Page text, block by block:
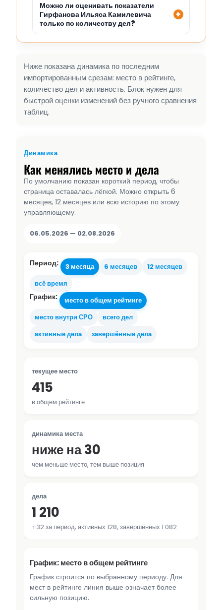
Можно ли оценивать показатели
Гирфанова Ильяса Камилевича
только по количеству дел?
Ниже показана динамика по последним
импортированным срезам: место в рейтинге,
количество дел и активность. Блок нужен для
быстрой оценки изменений без ручного сравнения
таблиц.
Динамика
Как менялись место и дела
По умолчанию показан короткий период, чтобы
страница оставалась лёгкой. Можно открыть 6
месяцев, 12 месяцев или всю историю по этому
управляющему.
06.05.2026 — 02.08.2026
Период: 3 месяца 6 месяцев
12 месяцев
всё время
График:
место в общем рейтинге
место внутри СРО
всего дел
активные дела
завершённые дела
текущее место
415
в общем рейтинге
динамика места
ниже на 30
чем меньше место, тем выше позиция
дела
1 210
+32 за период; активных 128, завершённых 1 082
График: место в общем рейтинге
График строится по выбранному периоду. Для
мест в рейтинге линия выше означает более
сильную позицию.